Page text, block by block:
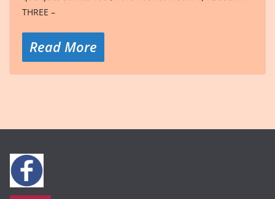
THREE –
Read More